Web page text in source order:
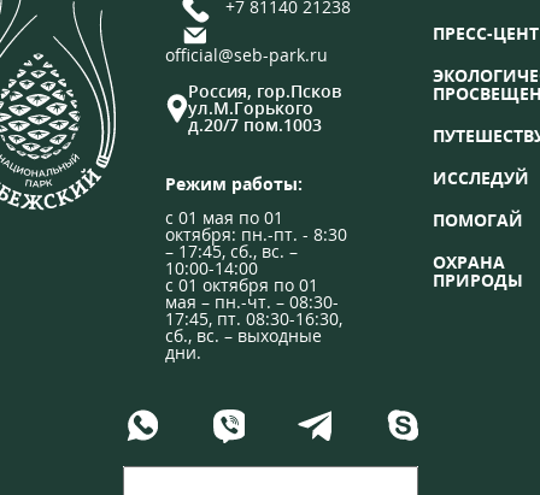
+7 81140 21238
official@seb-park.ru
Россия, гор.Псков
ул.М.Горького
д.20/7 пом.1003
Режим работы:
с 01 мая по 01
октября: пн.-пт. - 8:30
– 17:45, сб., вс. –
10:00-14:00
с 01 октября по 01
мая – пн.-чт. – 08:30-
17:45, пт. 08:30-16:30,
сб., вс. – выходные
дни.
ПРЕСС-
ИССЛЕДУЙ
ПОМОГАЙ
ОХРАНА
ПРИРОДЫ